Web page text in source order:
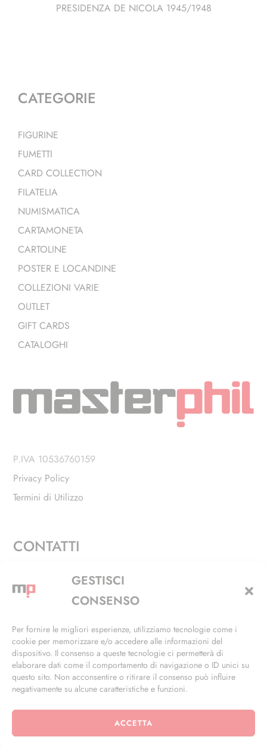
GESTISCI
CONSENSO
Per fornire le migliori esperienze, utilizziamo tecnologie come i
cookie per memorizzare e/o accedere alle informazioni del
dispositivo. Il consenso a queste tecnologie ci permetterà di
elaborare dati come il comportamento di navigazione o ID unici su
questo sito. Non acconsentire o ritirare il consenso può influire
negativamente su alcune caratteristiche e funzioni.
ACCETTA
PRESIDENZA DE NICOLA 1945/1948
CATEGORIE
FIGURINE
FUMETTI
CARD COLLECTION
FILATELIA
NUMISMATICA
CARTAMONETA
CARTOLINE
POSTER E LOCANDINE
COLLEZIONI VARIE
OUTLET
GIFT CARDS
CATALOGHI
P.IVA 10536760159
Privacy Policy
Termini di Utilizzo
CONTATTI
Via Alfieri, 27 - Trezzano Sul Naviglio (MI)
+39 02 4846 3155
info@masterphil.it